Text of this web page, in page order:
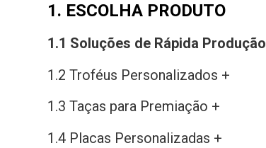
1. ESCOLHA PRODUTO
1.1 Soluções de Rápida Produção
1.2 Troféus Personalizados +
1.3 Taças para Premiação +
1.4 Placas Personalizadas +